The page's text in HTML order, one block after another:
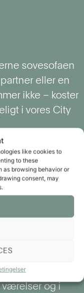
like cookies to
to these
as browsing behavior or
consent, may
sovesofaen
eller en
ikke – koster
i vores City
for 150
ekstra
på
værelser og i